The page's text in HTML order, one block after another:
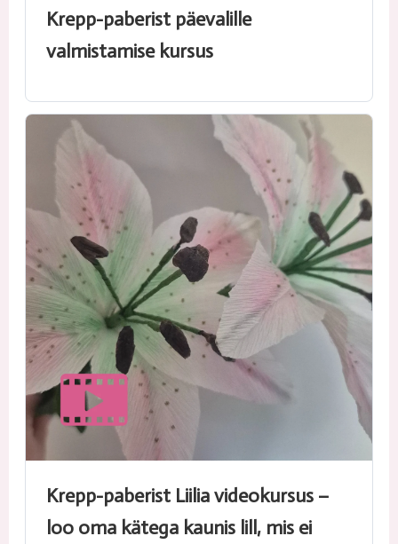
Krepp-paberist päevalille
valmistamise kursus
Krepp-paberist Liilia videokursus –
loo oma kätega kaunis lill, mis ei